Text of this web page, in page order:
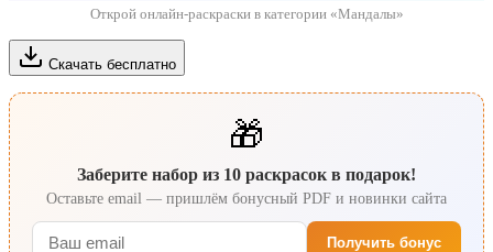
Открой онлайн-раскраски в категории «Мандалы»
Скачать бесплатно
🎁
Заберите набор из 10 раскрасок в подарок!
Оставьте email — пришлём бонусный PDF и новинки сайта
Получить бонус